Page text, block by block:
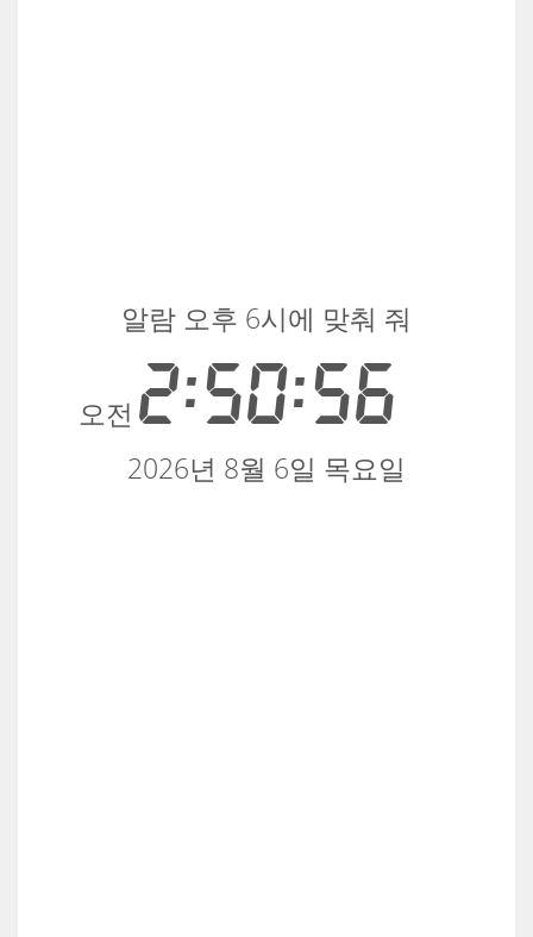
오전 2:50:56
알람 오후 6시에 맞춰 줘
2026년 8월 6일 목요일